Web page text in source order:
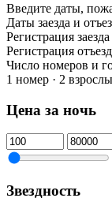
Введите даты,
Даты заезда и
Регистрация заезда
Регистрация
Число номеров и
1 номер · 2
Цена за ночь
Звездность